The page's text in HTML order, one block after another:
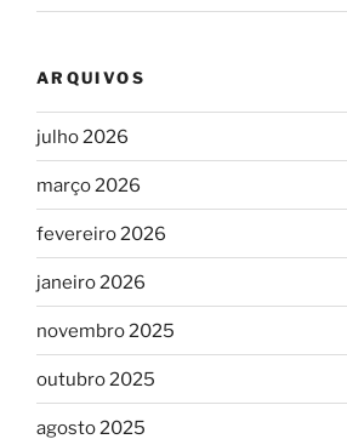
ARQUIVOS
julho 2026
março 2026
fevereiro 2026
janeiro 2026
novembro 2025
outubro 2025
agosto 2025